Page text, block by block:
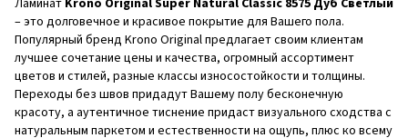
– это долговечное и красивое покрытие для Вашего пола.
Популярный бренд Krono Original предлагает своим клиентам
лучшее сочетание цены и качества, огромный ассортимент
цветов и стилей, разные классы износостойкости и толщины.
Переходы без швов придадут Вашему полу бесконечную
красоту, а аутентичное тиснение придаст визуального сходства с
натуральным паркетом и естественности на ощупь, плюс ко всему